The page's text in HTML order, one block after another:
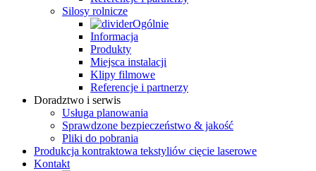
Silosy rolnicze
Ogólnie
Informacja
Produkty
Miejsca instalacji
Klipy filmowe
Referencje i partnerzy
Doradztwo i serwis
Usługa planowania
Sprawdzone bezpieczeństwo & jakość
Pliki do pobrania
Produkcja kontraktowa tekstyliów cięcie laserowe
Kontakt